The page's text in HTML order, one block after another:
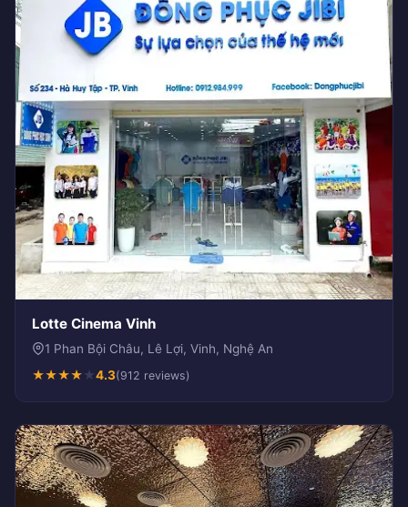
Lotte Cinema Vinh
1 Phan Bội Châu, Lê Lợi, Vinh, Nghệ An
★★★★★4.3(912 reviews)